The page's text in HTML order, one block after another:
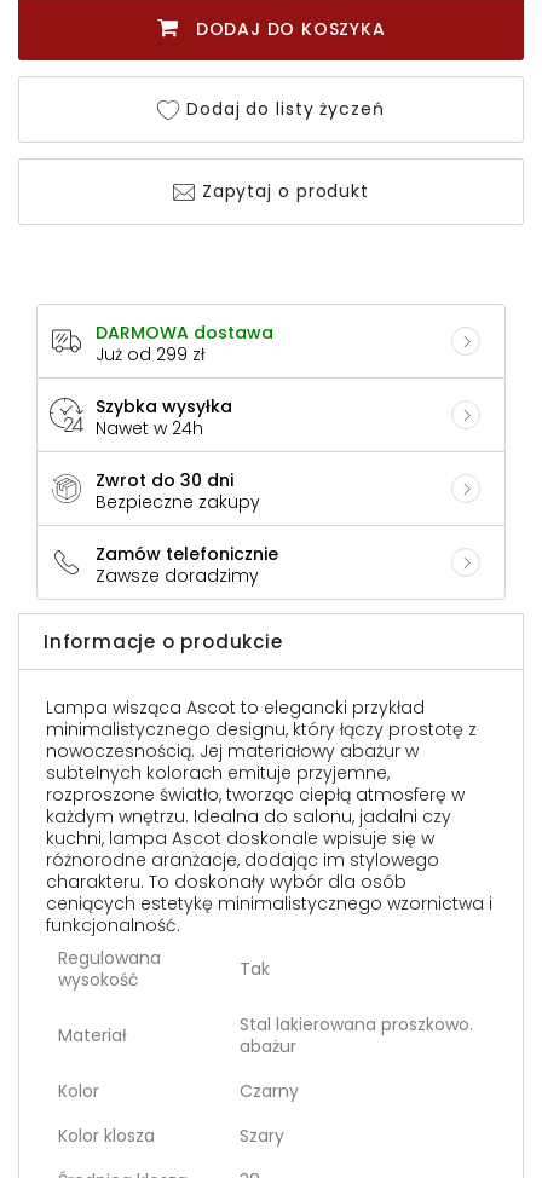
DODAJ DO KOSZYKA
Dodaj do listy życzeń
Zapytaj o produkt
DARMOWA dostawa
Już od 299 zł
Szybka wysyłka
Nawet w 24h
Zwrot do 30 dni
Bezpieczne zakupy
Zamów telefonicznie
Zawsze doradzimy
Informacje o produkcie
Lampa wisząca Ascot to elegancki przykład
minimalistycznego designu, który łączy prostotę z
nowoczesnością. Jej materiałowy abażur w
subtelnych kolorach emituje przyjemne,
rozproszone światło, tworząc ciepłą atmosferę w
każdym wnętrzu. Idealna do salonu, jadalni czy
kuchni, lampa Ascot doskonale wpisuje się w
różnorodne aranżacje, dodając im stylowego
charakteru. To doskonały wybór dla osób
ceniących estetykę minimalistycznego wzornictwa i
funkcjonalność.
Regulowana
wysokość
Tak
Materiał
Stal lakierowana proszkowo.
abażur
Kolor
Czarny
Kolor klosza
Szary